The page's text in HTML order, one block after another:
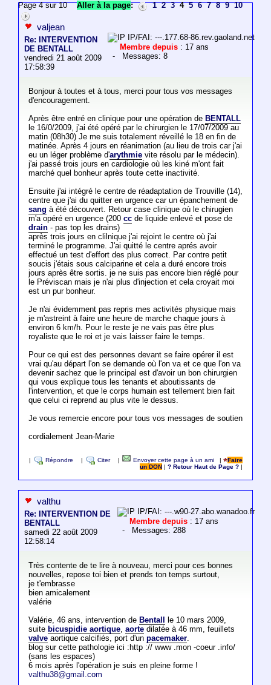
Page 4 sur 10Aller à la page: 1 2 3 4 5 6 7 8 9 10
valjean
Re: INTERVENTION
DE BENTALL
vendredi 21 août 2009
17:58:39
IP/FAI: ---.177.68-86.rev.gaoland.net
Membre depuis : 17 ans
- Messages: 8
Bonjour à toutes et à tous, merci pour tous vos messages
d'encouragement.
Après être entré en clinique pour une opération de BENTALL
le 16/0/2009, j'ai été opéré par le chirurgien le 17/07/2009 au
matin (08h30) Je me suis totalement réveillé le 18 en fin de
matinée. Après 4 jours en réanimation (au lieu de trois car j'ai
eu un léger problème d'arythmievite résolu par le médecin).
j'ai passé trois jours en cardiologie où les kiné m'ont fait
marché quel bonheur après toute cette inactivité.
Ensuite j'ai intégré le centre de réadaptation de Trouville (14),
centre que j'ai du quitter en urgence car un épanchement de
sang à été découvert. Retour case clinique où le chirugien
m'a opéré en urgence (200 ccde liquide enlevé et pose de
drain- pas top les drains)
après trois jours en clilnique j'ai rejoint le centre où j'ai
terminé le programme. J'ai quitté le centre aprés avoir
effectué un test d'effort des plus correct. Par contre petit
soucis j'étais sous calciparine et cela a duré encore trois
jours après être sortis. je ne suis pas encore bien réglé pour
le Préviscan mais je n'ai plus d'injection et cela croyait moi
est un pur bonheur.
Je n'ai évidemment pas repris mes activités physique mais
je m'astreint à faire une heure de marche chaque jours à
environ 6 km/h. Pour le reste je ne vais pas être plus
royaliste que le roi et je vais laisser faire le temps.
Pour ce qui est des personnes devant se faire opérer il est
vrai qu'au départ l'on se demande où l'on va et ce que l'on va
devenir sachez que le principal est d'avoir un bon chirurgien
qui vous explique tous les tenants et aboutissants de
l'intervention, et que le corps humain est tellement bien fait
que celui ci reprend au plus vite le dessus.
Je vous remercie encore pour tous vos messages de soutien
cordialement Jean-Marie
Répondre Citer Envoyer cette page à un ami |
Faire
un DON
|? Retour Haut de Page ?
valthu
Re: INTERVENTION DE
BENTALL
samedi 22 août 2009
12:58:14
IP/FAI: ---.w90-27.abo.wanadoo.fr
Membre depuis : 17 ans
- Messages: 288
Très contente de te lire à nouveau, merci pour ces bonnes
nouvelles, repose toi bien et prends ton temps surtout,
je t'embrasse
bien amicalement
valérie
Valérie, 46 ans, intervention de Bentall
le 10 mars 2009,
suite bicuspidie aortique, aortedilatée à 46 mm, feuillets
valveaortique calcifiés, port d'un pacemaker.
blog sur cette pathologie ici :http :// www .mon -coeur .info/
(sans les espaces)
6 mois après l'opération je suis en pleine forme !
valthu38@gmail.com